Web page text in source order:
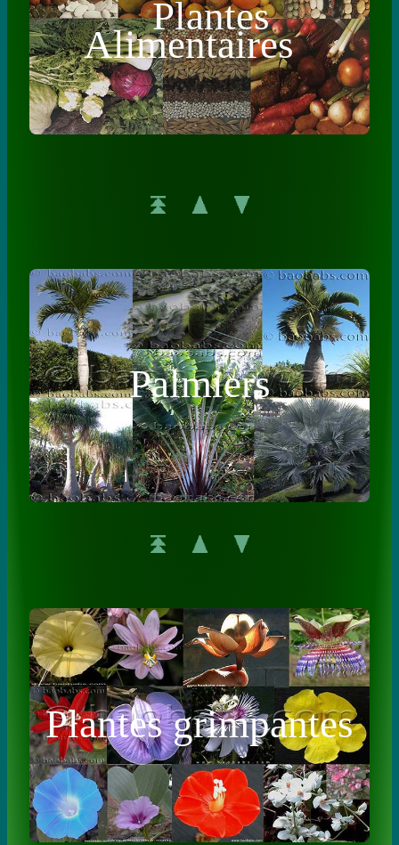
Plantes
Alimentaires
Palmiers
Plantes grimpantes